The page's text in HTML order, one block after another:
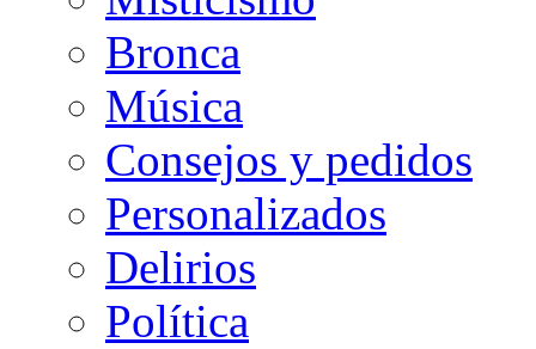
Bronca
Música
Consejos y pedidos
Personalizados
Delirios
Política